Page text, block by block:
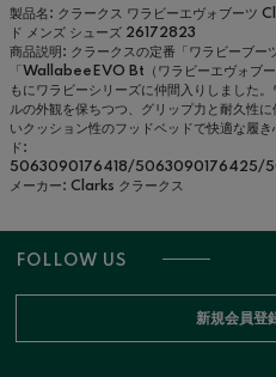
製品名: クラークス ワラビーエヴォブー
ド メンズ シューズ 26172823
商品説明: クラークスの定番「ワラビーブー
「WallabeeEVO Bt（ワラビーエヴォブー
もにワラビーシリーズに仲間入りしました
ルの外観を保ちつつ、グリップ力と耐久性
いクッション性のフッドベッドで快適な履き
ド:
5063090176418/5063090176425/
メーカー: Clarks クラークス
FOLLOW US
新規会員登